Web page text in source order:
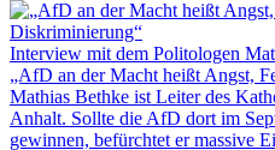
Interview mit dem Politologen
„AfD an der Macht heißt Angst,
Mathias Bethke ist Leiter des
Anhalt. Sollte die AfD dort im
gewinnen, befürchtet er massive